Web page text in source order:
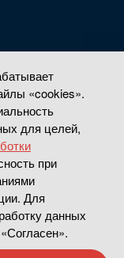
«cookies».
для целей,
при
Для
данных
20 л.с.
40 л.с.